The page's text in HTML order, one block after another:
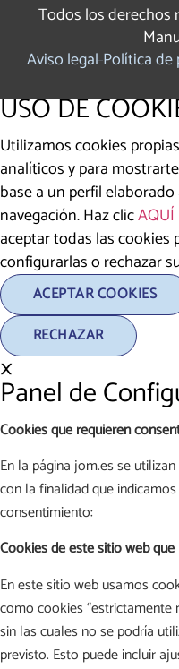
Todos los derechos
Aviso legalPolítica de
USO DE
Utilizamos cookies
analíticos y para
base a un perfil
navegación. Haz clicAQUÍ
aceptar todas las cookies
configurarlas o rechazar
ACEPTAR COOKIES
RECHAZAR
×
Panel de
Cookies que requieren
En la página jom.es se
con la finalidad que
consentimiento:
Cookies de este sitio web
En este sitio web usamos
como cookies “estrictamente
sin las cuales no se podría
previsto. Esto puede incluir